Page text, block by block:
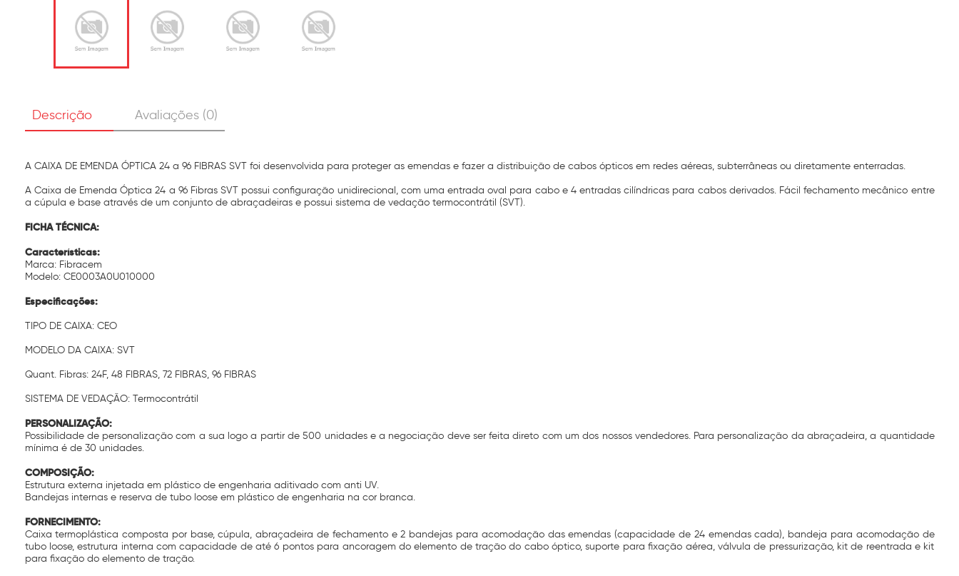
Descrição Avaliações (0)
A CAIXA DE EMENDA ÓPTICA 24 a 96 FIBRAS SVT foi desenvolvida para proteger as emendas e fazer a distribuição de cabos ópticos em redes aéreas, subterrâneas ou diretamente enterradas.
A Caixa de Emenda Óptica 24 a 96 Fibras SVT possui configuração unidirecional, com uma entrada oval para cabo e 4 entradas cilíndricas para cabos derivados. Fácil fechamento mecânico entre
a cúpula e base através de um conjunto de abraçadeiras e possui sistema de vedação termocontrátil (SVT).
FICHA TÉCNICA:
Características:
Marca: Fibracem
Modelo: CE0003A0U010000
Especificações:
TIPO DE CAIXA: CEO
MODELO DA CAIXA: SVT
Quant. Fibras: 24F, 48 FIBRAS, 72 FIBRAS, 96 FIBRAS
SISTEMA DE VEDAÇÃO: Termocontrátil
PERSONALIZAÇÃO:
Possibilidade de personalização com a sua logo a partir de 500 unidades e a negociação deve ser feita direto com um dos nossos vendedores. Para personalização da abraçadeira, a quantidade
mínima é de 30 unidades.
COMPOSIÇÃO:
Estrutura externa injetada em plástico de engenharia aditivado com anti UV.
Bandejas internas e reserva de tubo loose em plástico de engenharia na cor branca.
FORNECIMENTO:
Caixa termoplástica composta por base, cúpula, abraçadeira de fechamento e 2 bandejas para acomodação das emendas (capacidade de 24 emendas cada), bandeja para acomodação de
tubo loose, estrutura interna com capacidade de até 6 pontos para ancoragem do elemento de tração do cabo óptico, suporte para fixação aérea, válvula de pressurização, kit de reentrada e kit
para fixação do elemento de tração.